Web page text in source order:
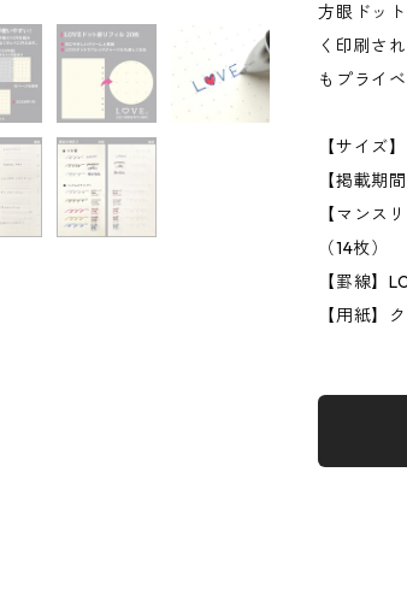
方眼ドッ
く印刷さ
もプライ
【サイズ
【掲載期
【マンス
（14枚）
【罫線】
【用紙】